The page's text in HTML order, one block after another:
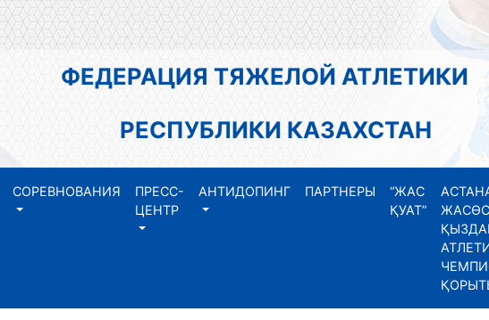
ФЕДЕРАЦИЯ ТЯЖЕЛОЙ АТЛЕТИКИ
РЕСПУБЛИКИ КАЗАХСТАН
СОРЕВНОВАНИЯ
ПРЕСС-
ЦЕНТР
АНТИДОПИНГ ПАРТНЕРЫ
“ЖАС
ҚУАТ”